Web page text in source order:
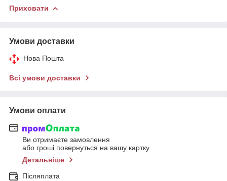
Приховати
Умови доставки
Нова Пошта
Всі умови доставки
Умови оплати
Ви отримаєте замовлення
або гроші повернуться на вашу картку
Детальніше
Післяплата